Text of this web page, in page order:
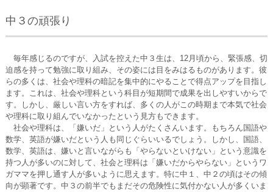
中３の頑張り
毎年感じるのですが、入試を控えた中３生は、12月頃から、緊張感、切
迫感を持って勉強に取り組み、その姿には目をみはるものがあります。彼
らの多くは、社会や理科の暗記を集中的にやることで得点アップを目指し
ます。これは、社会や理科という科目が短期間で成果を出しやすいからで
す。しかし、厳しい言い方をすれば、多くの人がこの時期まで本気で社会
や理科に取り組んでいなかったという見方もできます。
社会や理科は、「嫌いだ」という人がたくさんいます。もちろん国語や
数学、英語が嫌いだという人も同じぐらいいるでしょう。しかし、国語、
数学、英語は、嫌いと言いながらも「やらないといけない」という意識を
持つ人が多いのに対して、社会と理科は「嫌いだからやらない」というワ
ガママを押し通す人が多いように思えます。特に中１、中２の頃はその傾
向が顕著です。中３の前半でもまだその危険性に気付かない人が多くいま